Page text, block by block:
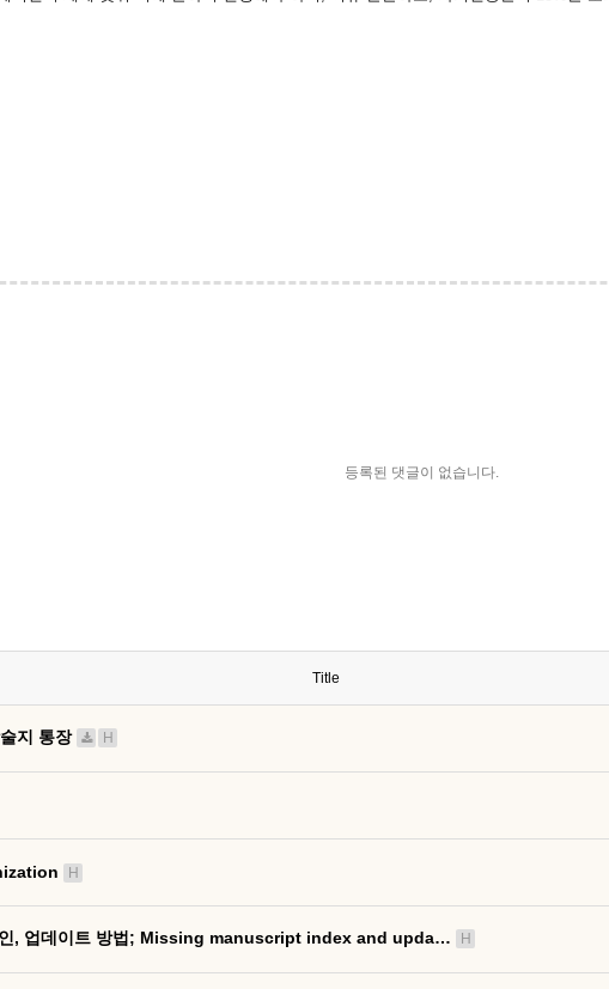
등록된 댓글이 없습니다.
Title
지 통장 H
H
인, 업데이트 방법; Missing manuscript index and upda… H